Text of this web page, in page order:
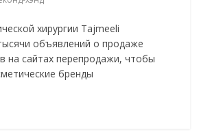
хирургии Tajmeeli
объявлений о продаже
на сайтах перепродажи, чтобы
бренды